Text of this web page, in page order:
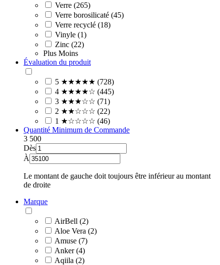
Verre (265)
Verre borosilicaté (45)
Verre recyclé (18)
Vinyle (1)
Zinc (22)
Plus Moins
Évaluation du produit
5 ★★★★★ (728)
4 ★★★★☆ (445)
3 ★★★☆☆ (71)
2 ★★☆☆☆ (22)
1 ★☆☆☆☆ (46)
Quantité Minimum de Commande
3 500
Dès
À
Le montant de gauche doit toujours être inférieur au montant
de droite
Marque
AirBell (2)
Aloe Vera (2)
Amuse (7)
Anker (4)
Aqiila (2)